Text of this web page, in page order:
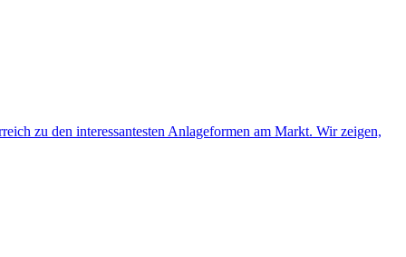
zu den interessantesten Anlageformen am Markt. Wir zeigen,